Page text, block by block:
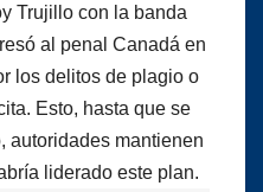
Trujillo con la banda
al penal Canadá en
los delitos de plagio o
Esto, hasta que se
autoridades mantienen
liderado este plan.